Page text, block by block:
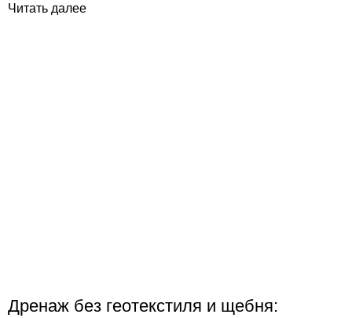
Читать далее
Дренаж без геотекстиля и щебня: